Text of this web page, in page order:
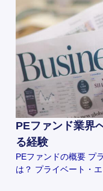
PEファンド業界
る経験
PEファンドの概要 プ
は？ プライベート・